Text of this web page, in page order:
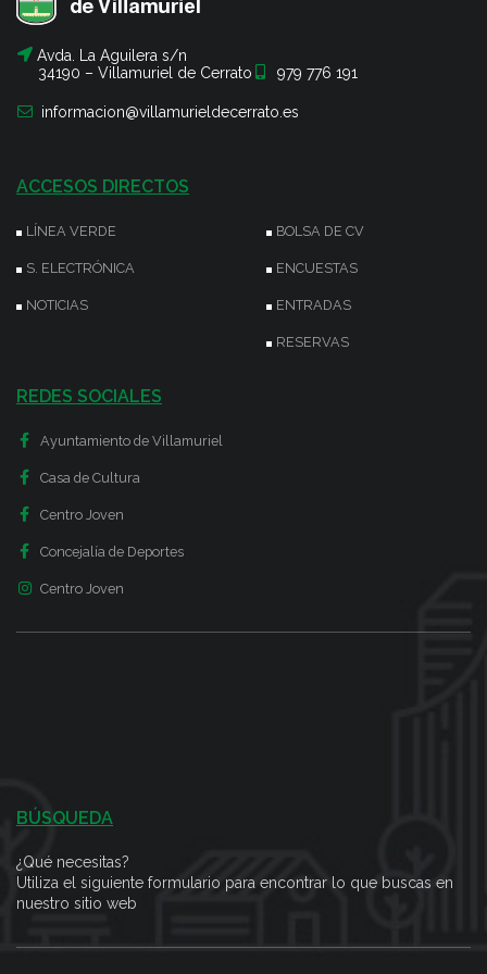
Avda. La Aguilera s/n
34190 – Villamuriel de Cerrato
979 776 191
informacion@villamurieldecerrato.es
ACCESOS DIRECTOS
LÍNEA VERDE
S. ELECTRÓNICA
NOTICIAS
BOLSA DE CV
ENCUESTAS
ENTRADAS
RESERVAS
REDES SOCIALES
Ayuntamiento de Villamuriel
Casa de Cultura
Centro Joven
Concejalía de Deportes
Centro Joven
BÚSQUEDA
¿Qué necesitas?
Utiliza el siguiente formulario para encontrar lo que buscas en
nuestro sitio web